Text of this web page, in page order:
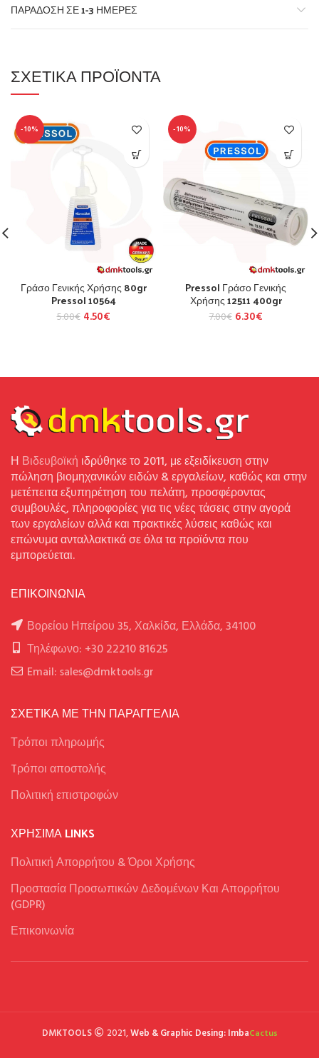
ΠΑΡΆΔΟΣΗ ΣΕ 1-3 ΗΜΈΡΕΣ
ΣΧΕΤΙΚΆ ΠΡΟΪΌΝΤΑ
-10%
Γράσο Γενικής Χρήσης 80gr
Pressol 10564
5.00€ 4.50€
-10%
Pressol Γράσο Γενικής
Χρήσης 12511 400gr
7.00€ 6.30€
Η Βιδευβοϊκή ιδρύθηκε το 2011, με εξειδίκευση στην
πώληση βιομηχανικών ειδών & εργαλείων, καθώς και στην
μετέπειτα εξυπηρέτηση του πελάτη, προσφέροντας
συμβουλές, πληροφορίες για τις νέες τάσεις στην αγορά
των εργαλείων αλλά και πρακτικές λύσεις καθώς και
επώνυμα ανταλλακτικά σε όλα τα προϊόντα που
εμπορεύεται.
ΕΠΙΚΟΙΝΩΝΙΑ
Βορείου Ηπείρου 35, Χαλκίδα, Ελλάδα, 34100
Τηλέφωνο: +30 22210 81625
Email: sales@dmktools.gr
ΣΧΕΤΙΚΑ ΜΕ ΤΗΝ ΠΑΡΑΓΓΕΛΙΑ
Τρόποι πληρωμής
Tρόποι αποστολής
Πολιτική επιστροφών
ΧΡΉΣΙΜΑ LINKS
Πολιτική Απορρήτου & Όροι Χρήσης
Προστασία Προσωπικών Δεδομένων Και Απορρήτου
(GDPR)
Επικοινωνία
DMKTOOLS 2021,Web & Graphic Desing: ImbaCactus